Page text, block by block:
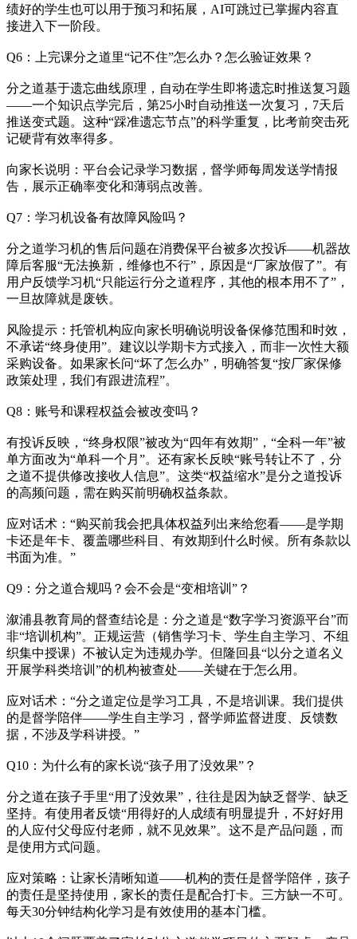
绩好的学生也可以用于预习和拓展，AI可跳过已掌握内容直
接进入下一阶段。
Q6：上完课分之道里“记不住”怎么办？怎么验证效果？
分之道基于遗忘曲线原理，自动在学生即将遗忘时推送复习题
——一个知识点学完后，第25小时自动推送一次复习，7天后
推送变式题。这种“踩准遗忘节点”的科学重复，比考前突击死
记硬背有效率得多。
向家长说明：平台会记录学习数据，督学师每周发送学情报
告，展示正确率变化和薄弱点改善。
Q7：学习机设备有故障风险吗？
分之道学习机的售后问题在消费保平台被多次投诉——机器故
障后客服“无法换新，维修也不行”，原因是“厂家放假了”。有
用户反馈学习机“只能运行分之道程序，其他的根本用不了”，
一旦故障就是废铁。
风险提示：托管机构应向家长明确说明设备保修范围和时效，
不承诺“终身使用”。建议以学期卡方式接入，而非一次性大额
采购设备。如果家长问“坏了怎么办”，明确答复“按厂家保修
政策处理，我们有跟进流程”。
Q8：账号和课程权益会被改变吗？
有投诉反映，“终身权限”被改为“四年有效期”，“全科一年”被
单方面改为“单科一个月”。还有家长反映“账号转让不了，分
之道不提供修改接收人信息”。这类“权益缩水”是分之道投诉
的高频问题，需在购买前明确权益条款。
应对话术：“购买前我会把具体权益列出来给您看——是学期
卡还是年卡、覆盖哪些科目、有效期到什么时候。所有条款以
书面为准。”
Q9：分之道合规吗？会不会是“变相培训”？
溆浦县教育局的督查结论是：分之道是“数字学习资源平台”而
非“培训机构”。正规运营（销售学习卡、学生自主学习、不组
织集中授课）不被认定为违规办学。但隆回县“以分之道名义
开展学科类培训”的机构被查处——关键在于怎么用。
应对话术：“分之道定位是学习工具，不是培训课。我们提供
的是督学陪伴——学生自主学习，督学师监督进度、反馈数
据，不涉及学科讲授。”
Q10：为什么有的家长说“孩子用了没效果”？
分之道在孩子手里“用了没效果”，往往是因为缺乏督学、缺乏
坚持。有使用者反馈“用得好的人成绩有明显提升，不好好用
的人应付父母应付老师，就不见效果”。这不是产品问题，而
是使用方式问题。
应对策略：让家长清晰知道——机构的责任是督学陪伴，孩子
的责任是坚持使用，家长的责任是配合打卡。三方缺一不可。
每天30分钟结构化学习是有效使用的基本门槛。